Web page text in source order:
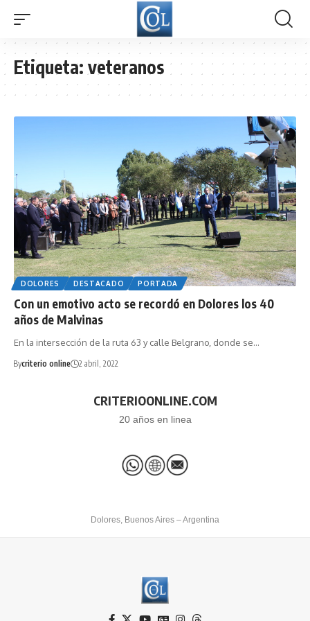
Etiqueta:veteranos
DOLORES DESTACADO PORTADA
Con un emotivo acto se recordó en Dolores los 40
años de Malvinas
En la intersección de la ruta 63 y calle Belgrano, donde se…
Bycriterio online 2 abril, 2022
CRITERIOONLINE.COM
20 años en linea
Dolores, Buenos Aires – Argentina